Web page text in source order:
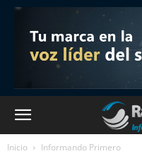
Inicio Informando Primero